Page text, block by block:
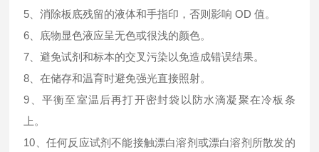
5、消除板底残留的液体和手指印，否则影响 OD 值。
6、底物显色液应呈无色或很浅的颜色。
7、避免试剂和标本的交叉污染以免造成错误结果。
8、在储存和温育时避免强光直接照射。
9、平衡至室温后再打开密封袋以防水滴凝聚在冷板条
上。
10、任何反应试剂不能接触漂白溶剂或漂白溶剂所散发的